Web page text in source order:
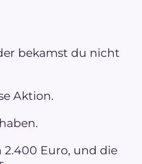
bekamst du nicht
Aktion.
2.400 Euro, und die